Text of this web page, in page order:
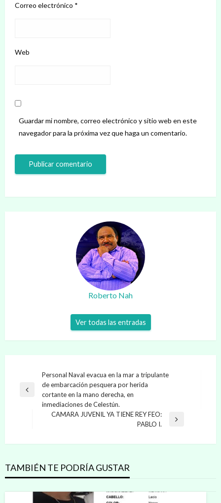
Correo electrónico *
Web
Guardar mi nombre, correo electrónico y sitio web en este
navegador para la próxima vez que haga un comentario.
Roberto Nah
Ver todas las entradas
Navegación
de
entradas
Entrada
anterior
Personal Naval evacua en la mar a tripulante
de embarcación pesquera por herida
cortante en la mano derecha, en
inmediaciones de Celestún.
CAMARA JUVENIL YA TIENE REY FEO:
PABLO I.
TAMBIÉN TE PODRÍA GUSTAR